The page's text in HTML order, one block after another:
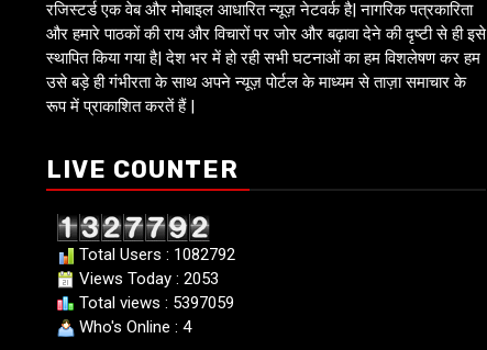
रजिस्टर्ड एक वेब और मोबाइल आधारित न्यूज़ नेटवर्क है| नागरिक पत्रकारिता
और हमारे पाठकों की राय और विचारों पर जोर और बढ़ावा देने की दृष्टी से ही इसे
स्थापित किया गया है| देश भर में हो रही सभी घटनाओं का हम विशलेषण कर हम
उसे बड़े ही गंभीरता के साथ अपने न्यूज़ पोर्टल के माध्यम से ताज़ा समाचार के
रूप में प्राकाशित करतें हैं |
LIVE COUNTER
Total Users : 1082792
Views Today : 2053
Total views : 5397059
Who's Online : 4